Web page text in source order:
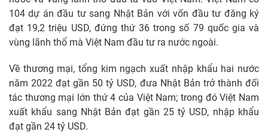
104 dự án đầu tư sang Nhật Bản với vốn đầu tư đăng ký
đạt 19,2 triệu USD, đứng thứ 36 trong số 79 quốc gia và
vùng lãnh thổ mà Việt Nam đầu tư ra nước ngoài.
Về thương mại, tổng kim ngạch xuất nhập khẩu hai nước
năm 2022 đạt gần 50 tỷ USD, đưa Nhật Bản trở thành đối
tác thương mại lớn thứ 4 của Việt Nam; trong đó Việt Nam
xuất khẩu sang Nhật Bản đạt gần 25 tỷ USD, nhập khẩu
đạt gần 24 tỷ USD.